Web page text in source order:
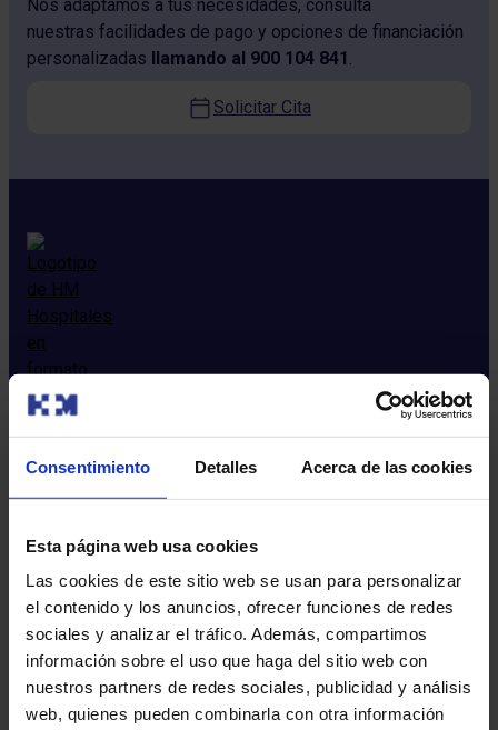
Consentimiento Detalles Acerca de las cookies
Esta página web usa cookies
Las cookies de este sitio web se usan para personalizar
el contenido y los anuncios, ofrecer funciones de redes
sociales y analizar el tráfico. Además, compartimos
información sobre el uso que haga del sitio web con
nuestros partners de redes sociales, publicidad y análisis
web, quienes pueden combinarla con otra información
Nos adaptamos a tus necesidades, consulta
nuestras facilidades de pago y opciones de financiación
personalizadas llamando al 900 104 841 .
Solicitar Cita
Sobre nosotros
Excelencia en calidad​
Trabaja con nosotros​
Rincón del accionista​
Sostenibilidad​
Canal interno de información​
Más HM Hospitales